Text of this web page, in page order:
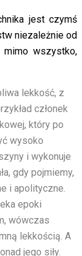
jest czymś
niezależnie od
mimo wszystko,
lekkość, z
członek
który po
wysoko
i wykonuje
gdy pojmiemy,
i apolityczne.
epoki
wówczas
lekkością. A
jego siły.